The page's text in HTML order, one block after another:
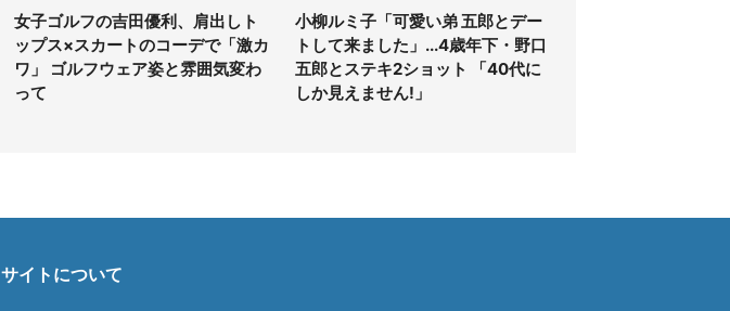
女子ゴルフの吉田優利、肩出しト
ップス×スカートのコーデで「激カ
ワ」 ゴルフウェア姿と雰囲気変わ
って
小柳ルミ子「可愛い弟 五郎とデー
トして来ました」...4歳年下・野口
五郎とステキ2ショット 「40代に
しか見えません!」
サイトについて